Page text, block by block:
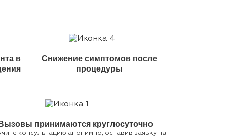
в
Снижение симптомов после
процедуры
принимаются круглосуточно
консультацию анонимно, оставив заявку на